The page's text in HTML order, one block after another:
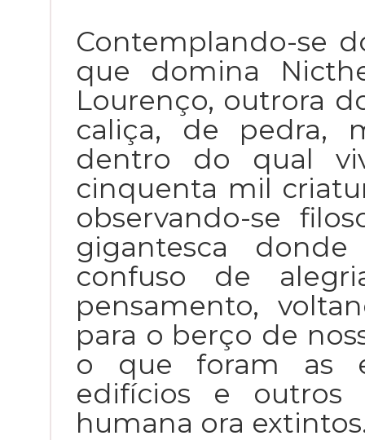
Contemplando-se
que domina
Lourenço, outrora
caliça, de pedra,
dentro do qual
cinquenta mil
observando-se
gigantesca
confuso de
pensamento,
para o berço de
o que foram as
edifícios e outros
humana ora